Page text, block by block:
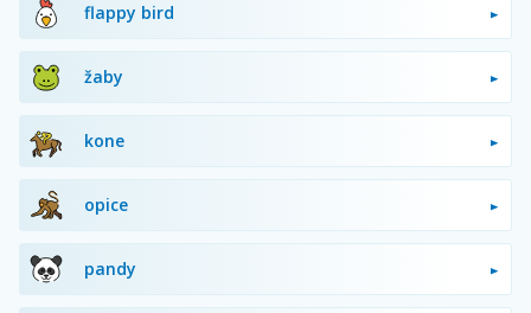
flappy bird
žaby
kone
opice
pandy